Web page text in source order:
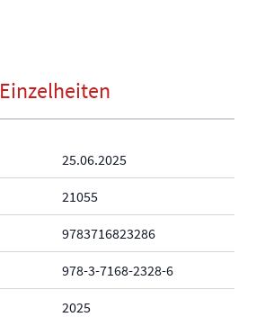
Einzelheiten
25.06.2025
21055
9783716823286
978-3-7168-2328-6
2025